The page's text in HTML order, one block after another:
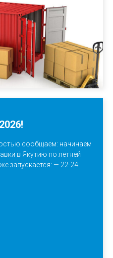
сообщаем: начинаем
в Якутию по летней
запускается: — 22-24